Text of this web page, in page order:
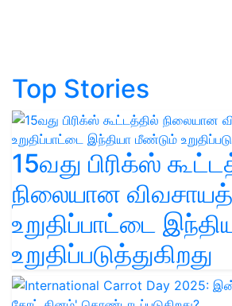
Top Stories
15வது பிரிக்ஸ்
நிலையான
உறுதிப்பாட்டை
உறுதிப்படுத்துகிறது